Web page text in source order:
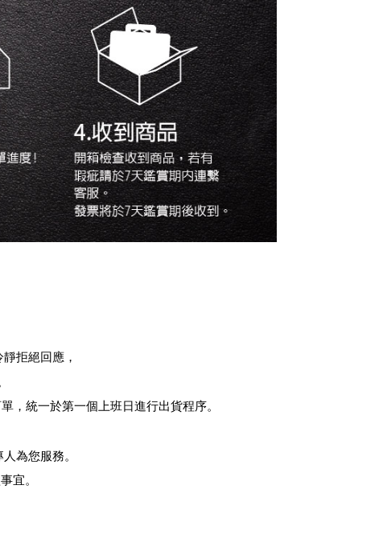
拒絕回應，
，統一於第一個上班日進行出貨程序。
人為您服務。
宜。